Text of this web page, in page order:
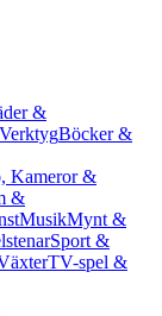
&
Böcker &
Kameror &
&
MusikMynt &
Sport &
TV-spel &